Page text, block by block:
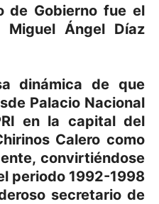
de Gobierno fue el
Ángel Díaz
dinámica de que
Palacio Nacional
en la capital del
Calero como
convirtiéndose
periodo 1992-1998
secretario de